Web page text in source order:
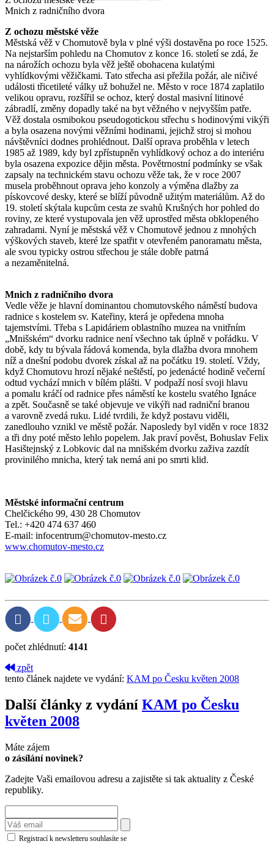
Mnich z radničního dvora
Z ochozu městské věže
Městská věž v Chomutově byla v plné výši dostavěna po roce 1525.
Na nejstarším pohledu na Chomutov z konce 16. století se zdá, že
na nárožích ochozu byla věž ještě obohacena kulatými
vyhlídkovými věžičkami. Tato střecha asi přežila požár, ale ničivé
události třicetileté války už bohužel ne. Město v roce 1874 zaplatilo
velikou opravu, rozšířil se ochoz, který dostal masivní litinové
zábradlí, změny dopadly také na byt věžného v nejvyšším patře.
Věž dostala osmibokou pseudogotickou střechu s hodinovými vikýři
a byla osazena novými věžními hodinami, jejichž stroj si mohou
návštěvníci dodnes prohlédnout. Další oprava proběhla v letech
1985 až 1989, kdy byl zpřístupněn vyhlídkový ochoz a do interiéru
byla osazena expozice dějin města. Povětrnostní podmínky se však
zapsaly na technickém stavu ochozu věže tak, že v roce 2007
musela proběhnout oprava jeho konzoly a výměna dlažby za
pískovcové desky, které se blíží původně užitým materiálům. Až do
19. století skýtala kupcům cesta ze svahů Krušných hor pohled do
roviny, ze které vystupovala jen věž uprostřed města obklopeného
zahradami. Nyní je městská věž v Chomutově jednou z mnohých
výškových staveb, které lze spatřit v otevřeném panoramatu města,
ale svou typicky ostrou střechou je stále dobře patrná
a nezaměnitelná.
Mnich z radničního dvora
Vedle věže je hlavní dominantou chomutovského náměstí budova
radnice s kostelem sv. Kateřiny, která je opředena mnoha
tajemstvími. Třeba s Lapidáriem oblastního muzea na vnitřním
„Mnišském“ dvorku radnice není všechno tak úplně v pořádku. V
době, kdy tu bývala řádová komenda, byla dlažba dvora mnohem
níž a dnešní podobu dvorek získal až na počátku 19. století. Vždy,
když Chomutovu hrozí nějaké neštěstí, po jedenácté hodině večerní
odtud vychází mnich v bílém plášti. V podpaží nosí svoji hlavu
a pomalu kráčí od radnice přes náměstí ke kostelu svatého Ignáce
a zpět. Současně se také objevuje ve vikýři nad radniční branou
a varovně zvedá ruku. Lidé tvrdili, že když postavu viděli,
zanedlouho vznikl ve městě požár. Naposledy byl viděn v roce 1832
a tři dny poté město lehlo popelem. Jak praví pověst, Bohuslav Felix
Hasištejnský z Lobkovic dal na mnišském dvorku zaživa zazdít
provinilého mnicha, který tak nemá ani po smrti klid.
Městské informační centrum
Chelčického 99, 430 28 Chomutov
Tel.: +420 474 637 460
E-mail: infocentrum@chomutov-mesto.cz
www.chomutov-mesto.cz
počet zhlédnutí: 4141
zpět
tento článek najdete ve vydání: KAM po Česku květen 2008
Další články z vydání KAM po Česku
květen 2008
Máte zájem
o zásílání novinek?
Zadejte Vaši emailovou adresu a zajistěte si tak aktuality z České
republiky.
Registrací k newsletteru souhlasíte se